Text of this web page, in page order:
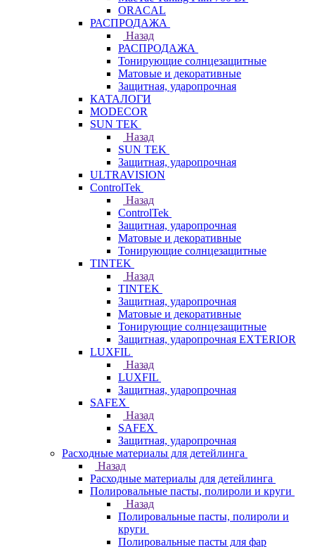
ORACAL
РАСПРОДАЖА
Назад
РАСПРОДАЖА
Тонирующие солнцезащитные
Матовые и декоративные
Защитная, ударопрочная
КАТАЛОГИ
MODECOR
SUN TEK
Назад
SUN TEK
Защитная, ударопрочная
ULTRAVISION
ControlTek
Назад
ControlTek
Защитная, ударопрочная
Матовые и декоративные
Тонирующие солнцезащитные
TINTEK
Назад
TINTEK
Защитная, ударопрочная
Матовые и декоративные
Тонирующие солнцезащитные
Защитная, ударопрочная EXTERIOR
LUXFIL
Назад
LUXFIL
Защитная, ударопрочная
SAFEX
Назад
SAFEX
Защитная, ударопрочная
Расходные материалы для детейлинга
Назад
Расходные материалы для детейлинга
Полировальные пасты, полироли и круги
Назад
Полировальные пасты, полироли и
круги
Полировальные пасты для фар